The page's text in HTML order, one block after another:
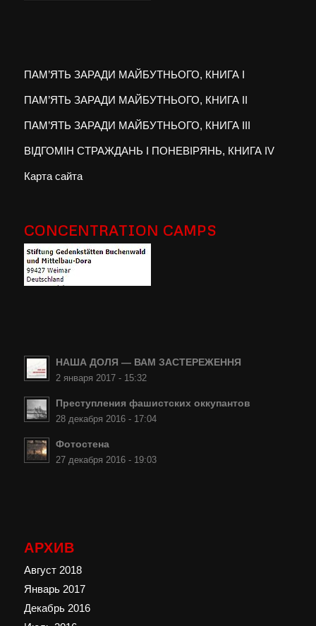
ПАМ’ЯТЬ ЗАРАДИ МАЙБУТНЬОГО, КНИГА I
ПАМ’ЯТЬ ЗАРАДИ МАЙБУТНЬОГО, КНИГА II
ПАМ’ЯТЬ ЗАРАДИ МАЙБУТНЬОГО, КНИГА III
ВІДГОМІН СТРАЖДАНЬ І ПОНЕВІРЯНЬ, КНИГА IV
Карта сайта
CONCENTRATION CAMPS
НАША ДОЛЯ — ВАМ ЗАСТЕРЕЖЕННЯ
2 января 2017 - 15:32
Преступления фашистских оккупантов
28 декабря 2016 - 17:04
Фотостена
27 декабря 2016 - 19:03
АРХИВ
Август 2018
Январь 2017
Декабрь 2016